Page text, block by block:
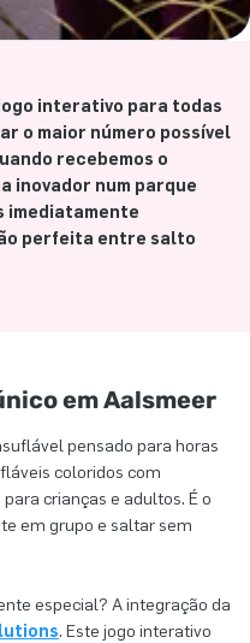
interativo para todas
o maior número possível
recebemos o
inovador num parque
imediatamente
perfeita entre salto
em Aalsmeer
pensado para horas
coloridos com
crianças e adultos. É o
em grupo e saltar sem
especial? A integração da
. Este jogo interativo